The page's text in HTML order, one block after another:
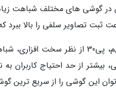
گوشی های مختلف شباهت
تصاویر سلفی را بالا ببرد
این گوشی را از سریع ترین